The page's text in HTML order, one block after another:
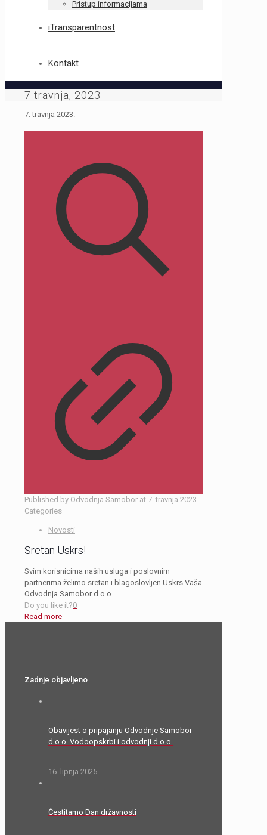
Pristup informacijama
iTransparentnost
Kontakt
7 travnja, 2023
7. travnja 2023.
Published by Odvodnja Samobor at 7. travnja 2023.
Categories
Novosti
Sretan Uskrs!
Svim korisnicima naših usluga i poslovnim
partnerima želimo sretan i blagoslovljen Uskrs Vaša
Odvodnja Samobor d.o.o.
Do you like it?0
Read more
Zadnje objavljeno
Obavijest o pripajanju Odvodnje Samobor
d.o.o. Vodoopskrbi i odvodnji d.o.o.
16. lipnja 2025.
Čestitamo Dan državnosti